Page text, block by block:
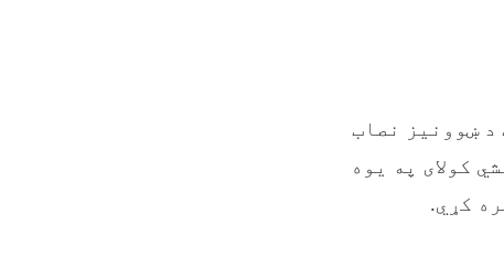
د ښوونیز نصاب
کولای په یوه
کړي.